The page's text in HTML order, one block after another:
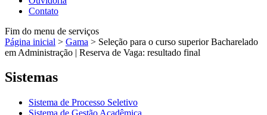
Contato
Fim do menu de serviços
Página inicial > Gama > Seleção para o curso superior Bacharelado
em Administração | Reserva de Vaga: resultado final
Sistemas
Sistema de Processo Seletivo